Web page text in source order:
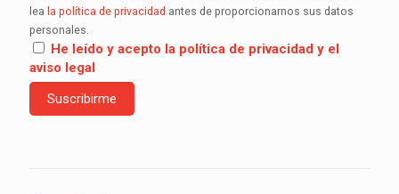
lea la política de privacidad antes de proporcionarnos sus datos
personales.
He leído y acepto la política de privacidad y el
aviso legal